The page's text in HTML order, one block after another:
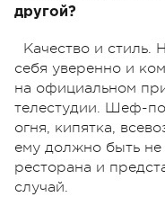
другой?
Качество и стиль.
себя уверенно и
на официальном
телестудии. Шеф-
огня, кипятка,
ему должно быть
ресторана и
случай.